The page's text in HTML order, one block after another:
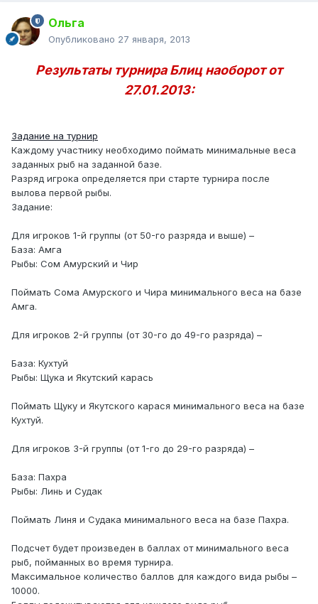
Ольга
Опубликовано 27 января, 2013
Результаты турнира Блиц наоборот от
27.01.2013:
Задание на турнир
Каждому участнику необходимо поймать минимальные веса
заданных рыб на заданной базе.
Разряд игрока определяется при старте турнира после
вылова первой рыбы.
Задание:
Для игроков 1-й группы (от 50-го разряда и выше) –
База: Амга
Рыбы: Сом Амурский и Чир
Поймать Сома Амурского и Чира минимального веса на базе
Амга.
Для игроков 2-й группы (от 30-го до 49-го разряда) –
База: Кухтуй
Рыбы: Щука и Якутский карась
Поймать Щуку и Якутского карася минимального веса на базе
Кухтуй.
Для игроков 3-й группы (от 1-го до 29-го разряда) –
База: Пахра
Рыбы: Линь и Судак
Поймать Линя и Судака минимального веса на базе Пахра.
Подсчет будет произведен в баллах от минимального веса
рыб, пойманных во время турнира.
Максимальное количество баллов для каждого вида рыбы –
10000.